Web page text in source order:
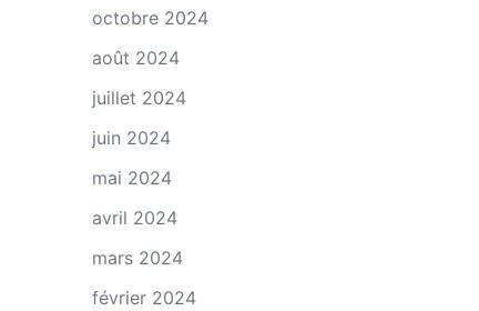
octobre 2024
août 2024
juillet 2024
juin 2024
mai 2024
avril 2024
mars 2024
février 2024